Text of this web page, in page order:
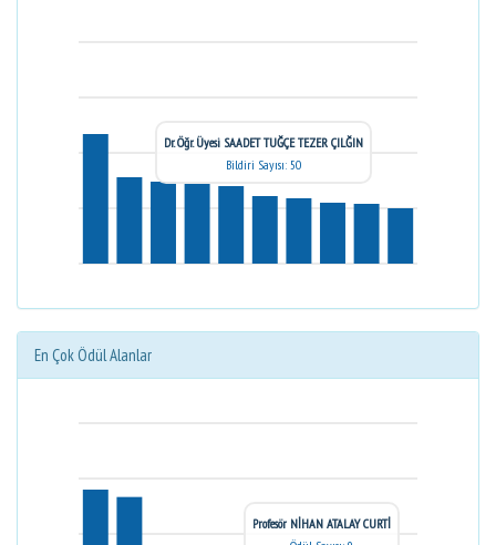
Dr. Öğr. Üyesi SAADET TUĞÇE TEZER ÇILĞIN
Bildiri Sayısı: 50
En Çok Ödül Alanlar
Profesör NİHAN ATALAY CURTİ